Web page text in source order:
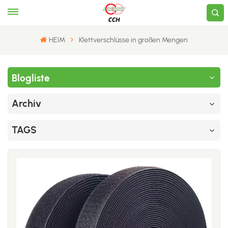
HEIM Klettverschlüsse in großen Mengen
Blogliste
Archiv
TAGS